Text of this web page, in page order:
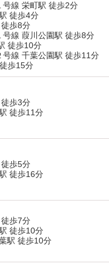
線 栄町駅 徒歩2分
徒歩4分
歩8分
線 葭川公園駅 徒歩8分
徒歩10分
線 千葉公園駅 徒歩11分
歩15分
歩3分
徒歩11分
歩5分
徒歩16分
歩7分
徒歩10分
駅 徒歩10分